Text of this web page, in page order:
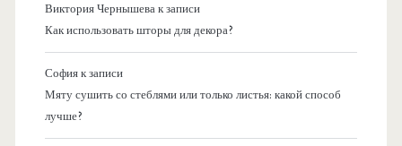
Виктория Чернышевак записи
Как использовать шторы для декора?
Софияк записи
Мяту сушить со стеблями или только листья: какой способ
лучше?